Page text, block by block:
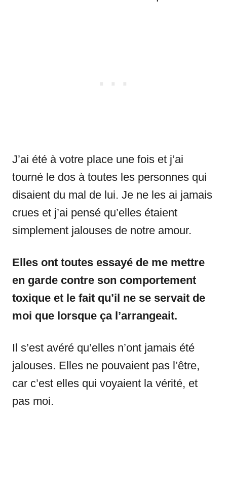
J’ai été à votre place une fois et j’ai
tourné le dos à toutes les personnes qui
disaient du mal de lui. Je ne les ai jamais
crues et j’ai pensé qu’elles étaient
simplement jalouses de notre amour.
Elles ont toutes essayé de me mettre
en garde contre son comportement
toxique et le fait qu’il ne se servait de
moi que lorsque ça l’arrangeait.
Il s’est avéré qu’elles n’ont jamais été
jalouses. Elles ne pouvaient pas l’être,
car c’est elles qui voyaient la vérité, et
pas moi.